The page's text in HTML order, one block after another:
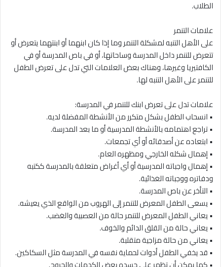
الطلاب.
علامات التنمر
على الأهل التنبه لمشكلة التنمر وما إذا كان ابنهما أو ابنتهما يتعرض أو
تتعرض للتنمر داخل المدرسة وساحاتها، أو في باص المدرسة أو في
الكافتيريا وغيرها، وهناك بعض العلامات التي تدل على تعرض الطفل
للتنمر على الأهل التنبه لها.
علامات تدل على تعرض ابنك للتنمر في المدرسة:
• انسحاب الطفل بشكل متكرر من الأنشطة المفضلة لديه.
• تراجع اهتمامه بالأنشطة المدرسية أو ما بعد المدرسة.
• ابتعاده عن أصدقائه أو أي تجمعات.
• إهمال شكله الخارجي ومظهره العام.
• إهمال واجباته المدرسية أو أي أغراض متعلقة بالمدرسة ككتبه
ودفاتره ووجباته الغذائية.
• التأخر عن باص المدرسة.
• يسعى الطفل المعرض للتنمر إلى الهروب من الواقع الذي يعيشه.
• يعاني الطفل المعرض للتنمر حالة من العصبية والغضب.
• يعاني حالة من القلق الدائم والخوف.
• يعاني من حالة مزاجية متقلبة.
• قد يخفي الطفل أدوات لحماية نفسه في المدرسة مثل السكاكين.